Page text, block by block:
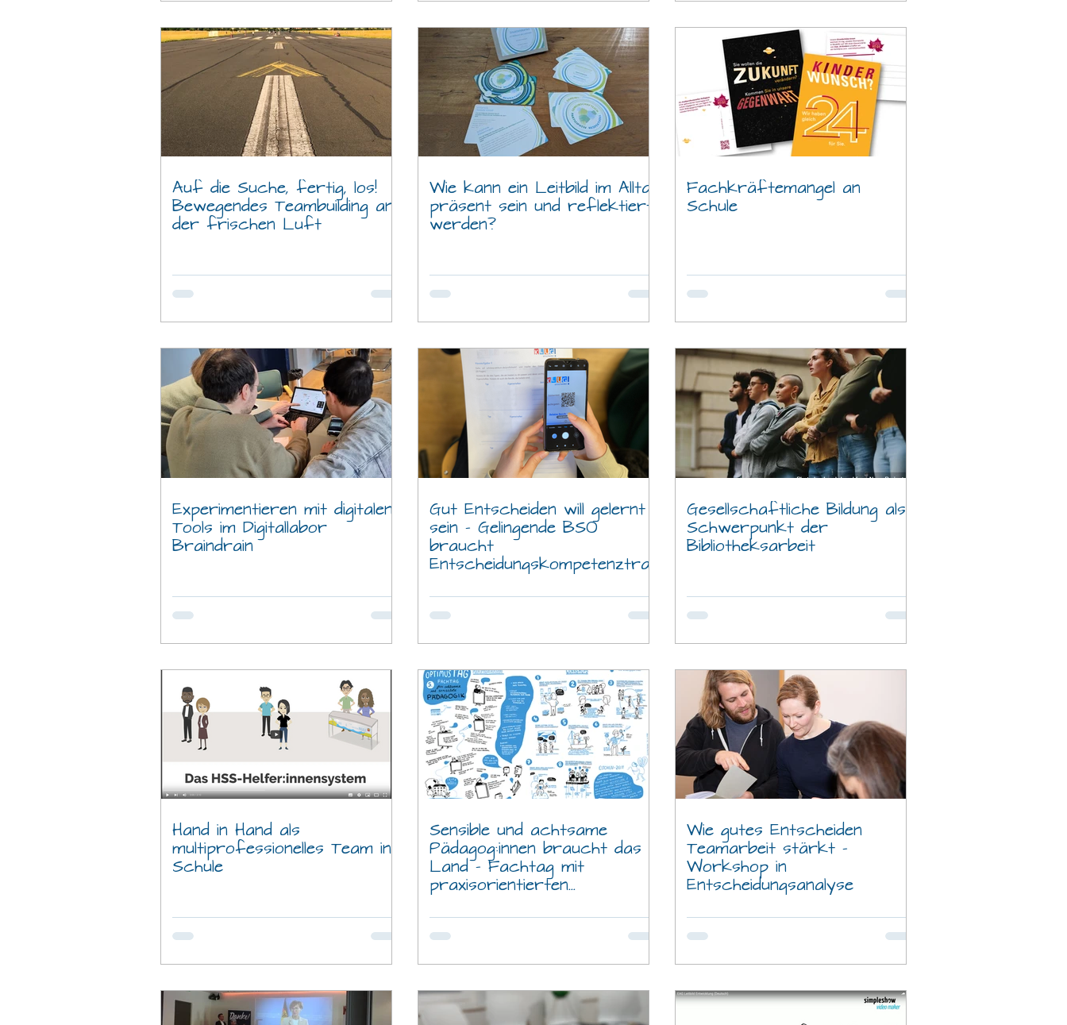
Auf die Suche, fertig, los!
Bewegendes Teambuilding an
der frischen Luft
Wie kann ein Leitbild im Alltag
präsent sein und reflektiert
werden?
Fachkräftemangel an
Schule
Experimentieren mit digitalen
Tools im Digitallabor
Braindrain
Gut Entscheiden will gelernt
sein – Gelingende BSO
braucht
Entscheidungskompetenztrai
Gesellschaftliche Bildung als
Schwerpunkt der
Bibliotheksarbeit
Hand in Hand als
multiprofessionelles Team in
Schule
Sensible und achtsame
Pädagog:innen braucht das
Land – Fachtag mit
praxisorientierten
Wie gutes Entscheiden
Teamarbeit stärkt –
Workshop in
Entscheidungsanalyse